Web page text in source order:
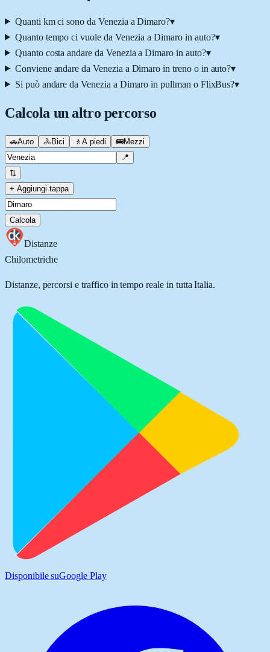
Quanti km ci sono da Venezia a Dimaro?▾
Quanto tempo ci vuole da Venezia a Dimaro in auto?▾
Quanto costa andare da Venezia a Dimaro in auto?▾
Conviene andare da Venezia a Dimaro in treno o in auto?▾
Si può andare da Venezia a Dimaro in pullman o FlixBus?▾
Calcola un altro percorso
🚗Auto 🚴Bici 🚶 A piedi 🚌Mezzi
📍
⇅
+ Aggiungi tappa
Calcola
Distanze
Chilometriche
Distanze, percorsi e traffico in tempo reale in tutta Italia.
Disponibile suGoogle Play